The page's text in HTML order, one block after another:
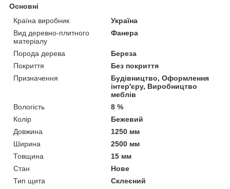
Основні
Країна виробник
Україна
Вид деревно-плитного
матеріалу
Фанера
Порода дерева
Береза
Покриття
Без покриття
Призначення
Будівництво, Оформлення
інтер'єру, Виробництво
меблів
Вологість
8 %
Колір
Бежевий
Довжина
1250 мм
Ширина
2500 мм
Товщина
15 мм
Стан
Нове
Тип щита
Склеєний